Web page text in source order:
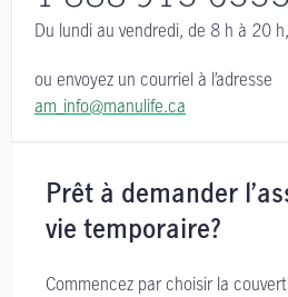
Du lundi au vendredi, de 8 h à 20
ou envoyez un courriel à l’adresse
am_info@manulife.ca
Prêt à demander
vie temporaire?
Commencez par choisir la